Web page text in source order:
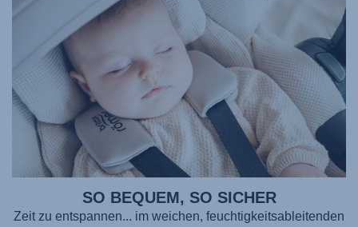
SO BEQUEM, SO SICHER
Zeit zu entspannen... im weichen, feuchtigkeitsableitenden